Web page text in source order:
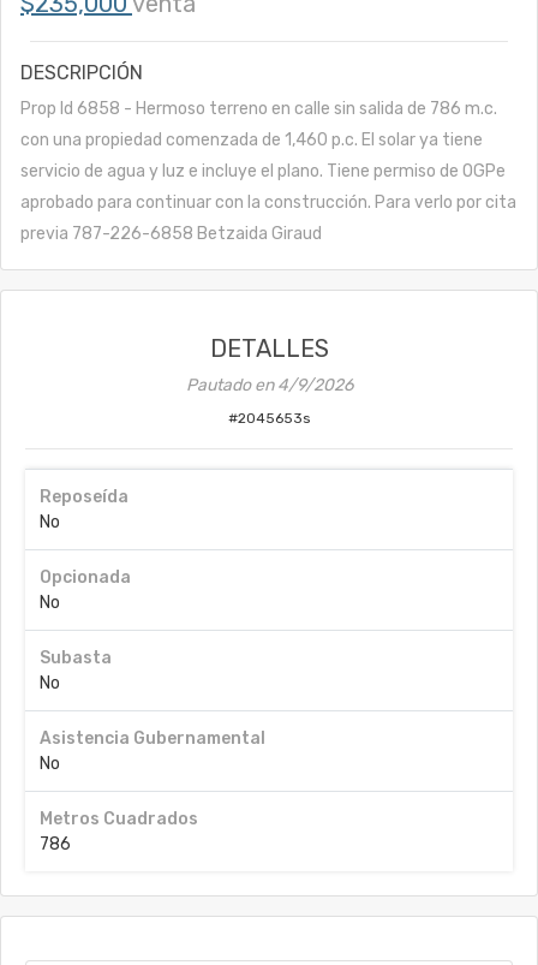
DESCRIPCIÓN
Prop Id 6858 - Hermoso terreno en calle sin salida de 786 m.c.
con una propiedad comenzada de 1,460 p.c. El solar ya tiene
servicio de agua y luz e incluye el plano. Tiene permiso de OGPe
aprobado para continuar con la construcción. Para verlo por cita
previa 787-226-6858 Betzaida Giraud
DETALLES
Pautado en4/9/2026
#2045653s
Reposeída
No
Opcionada
No
Subasta
No
Asistencia Gubernamental
No
Metros Cuadrados
786